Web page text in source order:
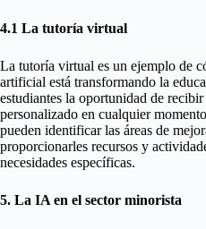
4.1 La tutoría virtual
La tutoría virtual es un ejemplo de
artificial está transformando la
estudiantes la oportunidad de
personalizado en cualquier
pueden identificar las áreas de
proporcionarles recursos y
necesidades específicas.
5. La IA en el sector minorista